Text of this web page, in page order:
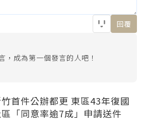
回覆
，成為第一個發言的人吧！
首件公辦都更 東區43年復國
「同意率逾7成」申請送件